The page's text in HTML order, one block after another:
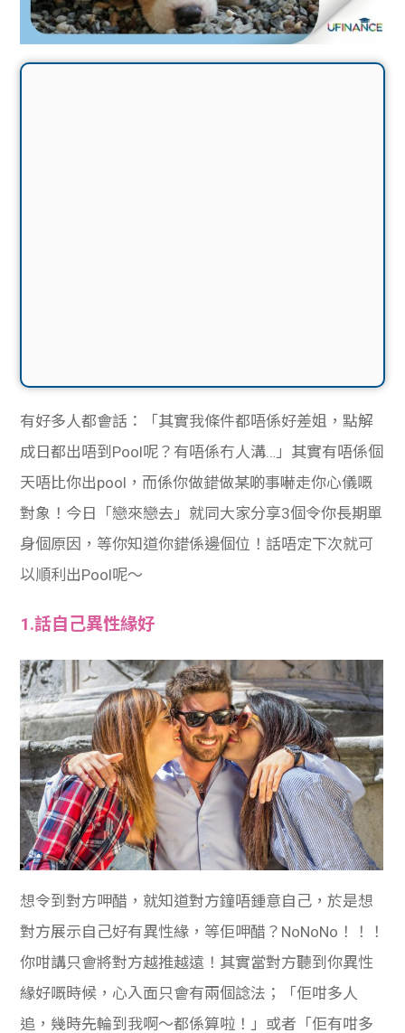
有好多人都會話：「其實我條件都唔係好差姐，點解
成日都出唔到Pool呢？有唔係冇人溝…」其實有唔係個
天唔比你出pool，而係你做錯做某啲事嚇走你心儀嘅
對象！今日「戀來戀去」就同大家分享3個令你長期單
身個原因，等你知道你錯係邊個位！話唔定下次就可
以順利出Pool呢～
1.話自己異性緣好
想令到對方呷醋，就知道對方鐘唔鍾意自己，於是想
對方展示自己好有異性緣，等佢呷醋？NoNoNo！！！
你咁講只會將對方越推越遠！其實當對方聽到你異性
緣好嘅時候，心入面只會有兩個諗法；「佢咁多人
追，幾時先輪到我啊～都係算啦！」或者「佢有咁多